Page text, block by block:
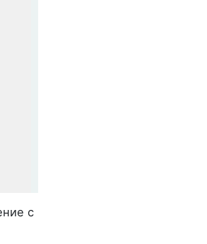
origin accesses should be
с